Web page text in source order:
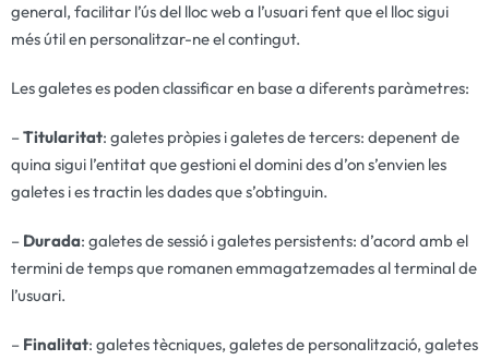
general, facilitar l’ús del lloc web a l’usuari fent que el lloc sigui
més útil en personalitzar-ne el contingut.
Les galetes es poden classificar en base a diferents paràmetres:
–Titularitat: galetes pròpies i galetes de tercers: depenent de
quina sigui l’entitat que gestioni el domini des d’on s’envien les
galetes i es tractin les dades que s’obtinguin.
– Durada: galetes de sessió i galetes persistents: d’acord amb el
termini de temps que romanen emmagatzemades al terminal de
l’usuari.
– Finalitat: galetes tècniques, galetes de personalització, galetes